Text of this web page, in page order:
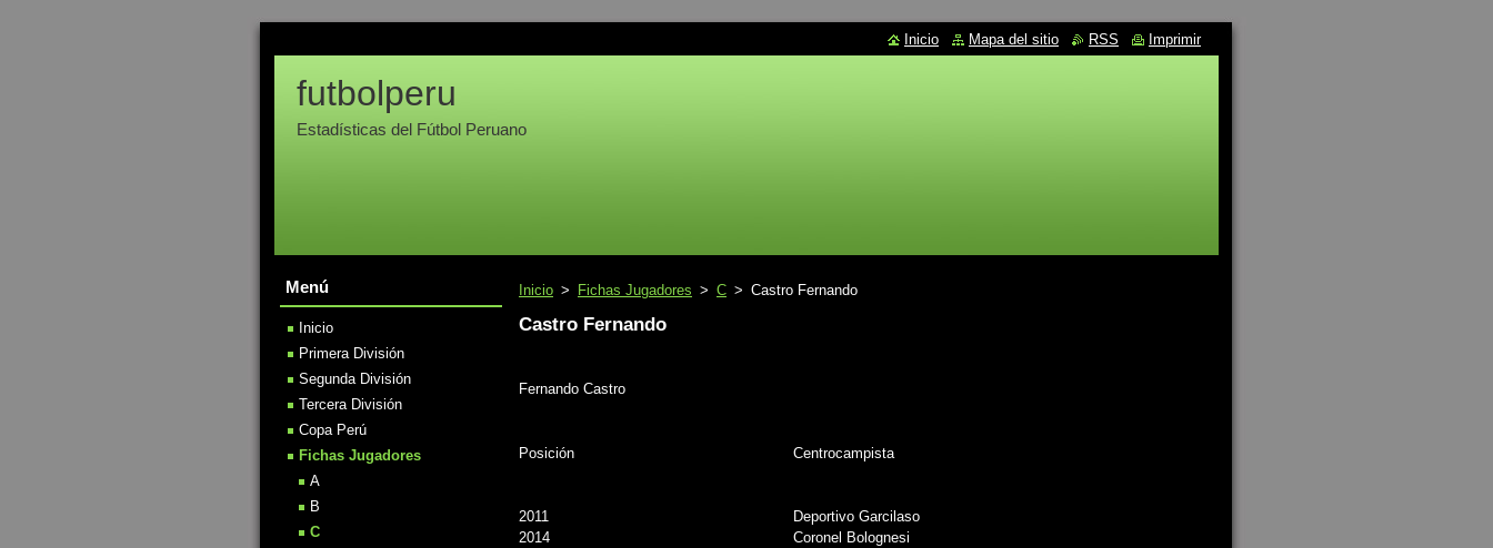
futbolperu
Estadísticas del Fútbol Peruano
Inicio > Fichas Jugadores > C > Castro Fernando
Castro Fernando
Fernando Castro
Posición Centrocampista
2011
Deportivo Garcilaso
2014
Coronel Bolognesi
Menú
Inicio
Primera División
Segunda División
Tercera División
Copa Perú
Fichas Jugadores
A
B
C
Inicio Mapa del sitio RSS Imprimir